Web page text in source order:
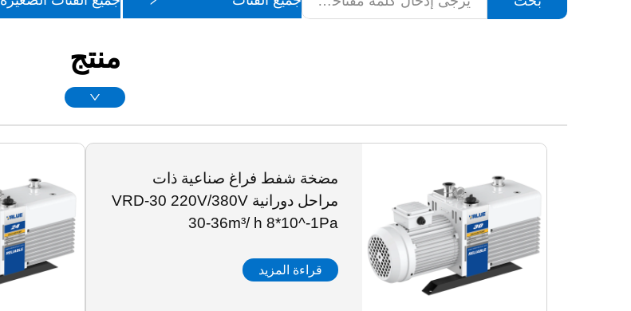
منتج
مضخة شفط فراغ صناعية ذات
مراحل دورانية VRD-30 220V/380V
30-36m³/ h 8*10^-1Pa
قراءة المزيد